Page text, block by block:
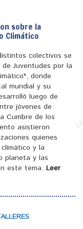
sobre la
Climático
colectivos se
Juventudes por la
donde
mundial y su
luego de
jóvenes de
Cumbre de los
asistieron
quienes
y la
planeta y las
este tema. Leer